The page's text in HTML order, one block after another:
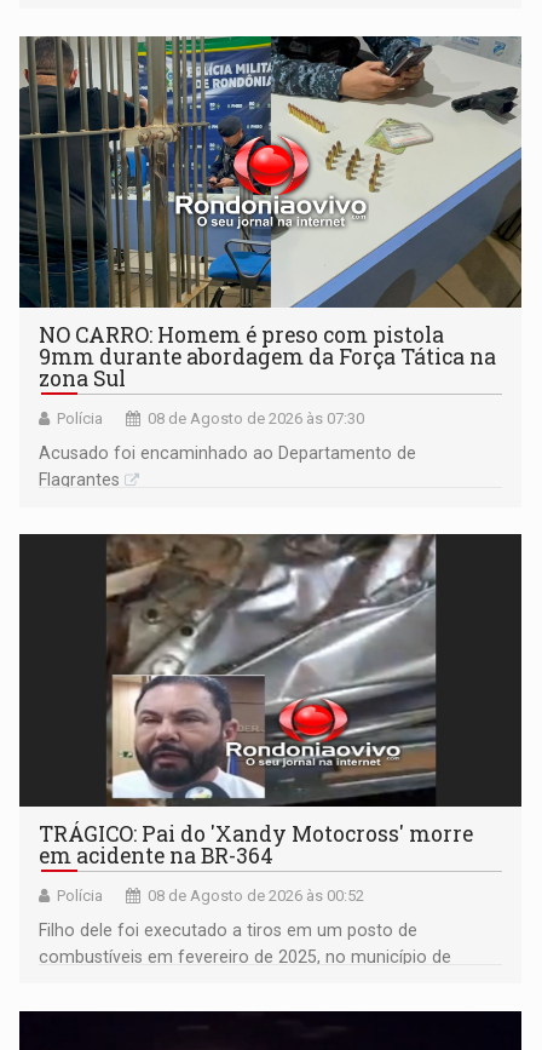
NO CARRO: Homem é preso com pistola
9mm durante abordagem da Força Tática na
zona Sul
Polícia 08 de Agosto de 2026 às 07:30
Acusado foi encaminhado ao Departamento de
Flagrantes
TRÁGICO: Pai do 'Xandy Motocross' morre
em acidente na BR-364
Polícia 08 de Agosto de 2026 às 00:52
Filho dele foi executado a tiros em um posto de
combustíveis em fevereiro de 2025, no município de